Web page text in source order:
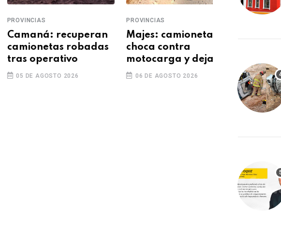
recuperan
robadas
operativo
DE AGOSTO 2026
PROVINCIAS
Majes: camioneta
choca contra
motocarga y deja
grave a conductor
06 DE AGOSTO 2026
presunto
en06 DE AGOSTO